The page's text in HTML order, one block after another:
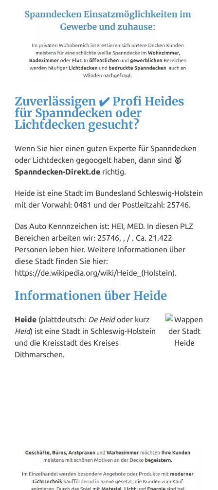
Zuverlässigen ✔️ Profi Heides
für Spanndecken oder
Lichtdecken gesucht?
Wenn Sie hier einen guten Experte für Spanndecken
oder Lichtdecken gegoogelt haben, dann sind 🥇
Spanndecken-Direkt.de richtig.
Heide ist eine Stadt im Bundesland Schleswig-Holstein
mit der Vorwahl: 0481 und der Postleitzahl: 25746.
Das Auto Kennnzeichen ist: HEI, MED. In diesen PLZ
Bereichen arbeiten wir: 25746, , / . Ca. 21.422
Personen leben hier. Weitere Informationen über
diese Stadt finden Sie hier:
https://de.wikipedia.org/wiki/Heide_(Holstein).
Informationen über Heide
Heide (plattdeutsch: De Heidoder kurz
Heid) ist eine Stadt in Schleswig-Holstein
und die Kreisstadt des Kreises
Dithmarschen.